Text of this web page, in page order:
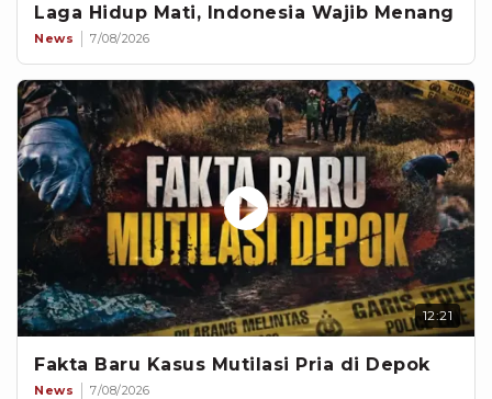
Laga Hidup Mati, Indonesia Wajib Menang
News 7/08/2026
12:21
Fakta Baru Kasus Mutilasi Pria di Depok
News 7/08/2026